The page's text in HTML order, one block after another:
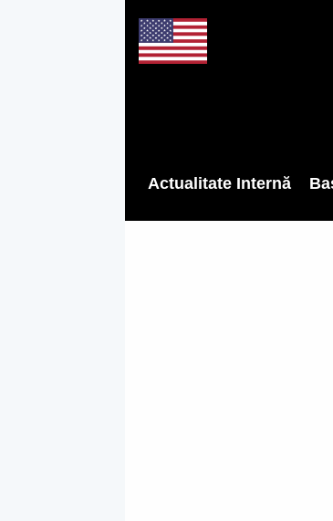
Actualitate Internă